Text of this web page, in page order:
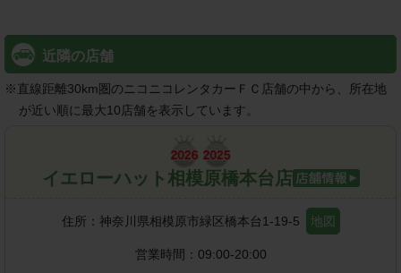
近隣の店舗
※直線距離30km圏のニコニコレンタカーＦＣ店舗の中から、所在地
が近い順に最大10店舗を表示しています。
イエローハット相模原橋本台店
住所： 神奈川県相模原市緑区橋本台1-19-5 地図
営業時間： 09:00-20:00